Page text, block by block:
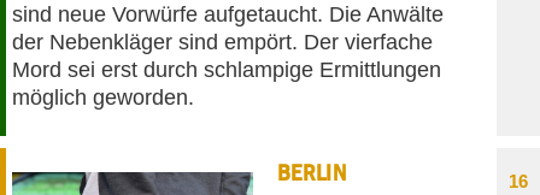
sind neue Vorwürfe aufgetaucht. Die Anwälte
der Nebenkläger sind empört. Der vierfache
Mord sei erst durch schlampige Ermittlungen
möglich geworden.
BERLIN
16